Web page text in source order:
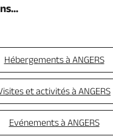
Hébergements à ANGERS
et activités à ANGERS
Evénements à ANGERS